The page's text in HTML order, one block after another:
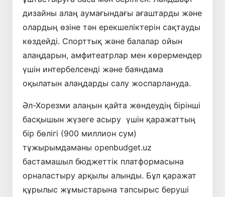
дизайны алаң аумағындағы ағаштарды және
олардың өзіне тән ерекшеліктерін сақтауды
көздейді. Спорттық және балалар ойын
алаңдарын, амфитеатрлар мен көрермендер
үшін интербелсенді және баяндама
оқылатын алаңдарды салу жоспарлануда.
Әл-Хорезми алаңын қайта жөндеудің бірінші
басқышын жүзеге асыру үшін қаражаттың
бір бөлігі (900 миллион сум)
тұжырымдаманы openbudget.uz
бастамашыл бюджеттік платформасына
орналастыру арқылы алынды. Бұл қаражат
құрылыс жұмыстарына тапсырыс беруші